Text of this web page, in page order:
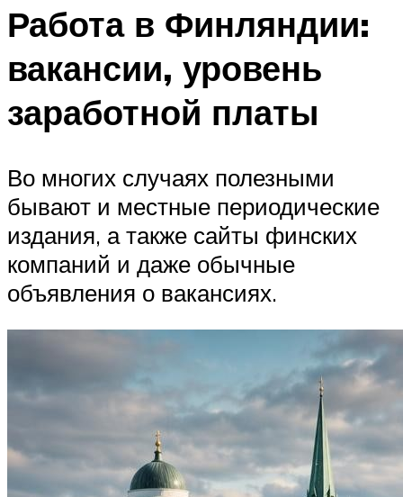
Работа в Финляндии:
вакансии, уровень
заработной платы
Во многих случаях полезными
бывают и местные периодические
издания, а также сайты финских
компаний и даже обычные
объявления о вакансиях.